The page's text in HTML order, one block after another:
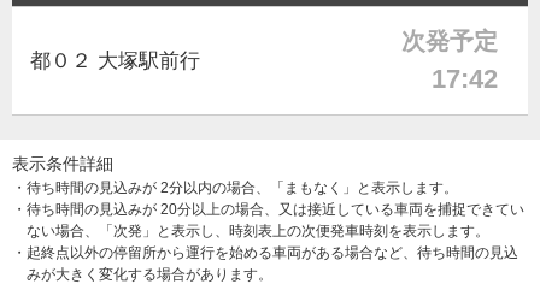
都０２ 大塚駅前行
次発予定
17:42
表示条件詳細
・待ち時間の見込みが 2分以内の場合、「まもなく」と表示します。
・待ち時間の見込みが 20分以上の場合、又は接近している車両を捕捉できてい
ない場合、「次発」と表示し、時刻表上の次便発車時刻を表示します。
・起終点以外の停留所から運行を始める車両がある場合など、待ち時間の見込
みが大きく変化する場合があります。